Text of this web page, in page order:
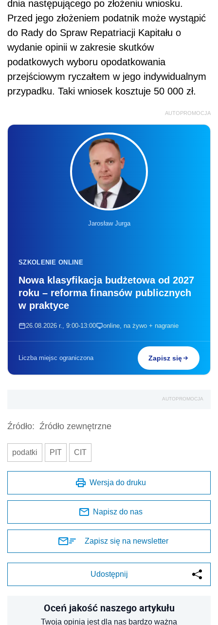
dnia następującego po złożeniu wniosku.
Przed jego złożeniem podatnik może wystąpić
do Rady do Spraw Repatriacji Kapitału o
wydanie opinii w zakresie skutków
podatkowych wyboru opodatkowania
przejściowym ryczałtem w jego indywidualnym
przypadku. Taki wniosek kosztuje 50 000 zł.
AUTOPROMOCJA
Jarosław Jurga
SZKOLENIE ONLINE
Nowa klasyfikacja budżetowa od 2027
roku – reforma finansów publicznych
w praktyce
26.08.2026 r., 9:00-13:00 online, na żywo + nagranie
Liczba miejsc ograniczona Zapisz się
AUTOPROMOCJA
Źródło: Źródło zewnętrzne
podatki PIT CIT
Wersja do druku
Napisz do nas
Zapisz się na newsletter
Udostępnij
Oceń jakość naszego artykułu
Twoja opinia jest dla nas bardzo ważna